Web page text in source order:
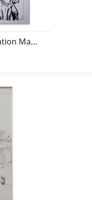
Lucky Luke - Illustration Matthieu Bonhomme